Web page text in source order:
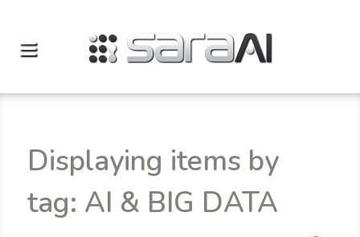
Displaying items by
tag: AI & BIG DATA